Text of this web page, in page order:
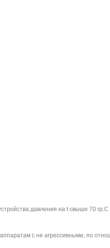
давления на t свыше 70
с не агрессивными, по